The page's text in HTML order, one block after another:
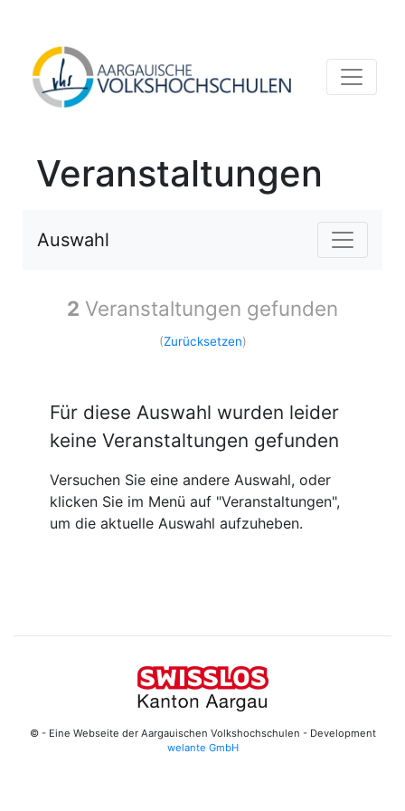
Veranstaltungen
Auswahl
2 Veranstaltungen gefunden
(Zurücksetzen)
Für diese Auswahl wurden leider
keine Veranstaltungen gefunden
Versuchen Sie eine andere Auswahl, oder
klicken Sie im Menü auf "Veranstaltungen",
um die aktuelle Auswahl aufzuheben.
© - Eine Webseite der Aargauischen Volkshochschulen - Development
welante GmbH